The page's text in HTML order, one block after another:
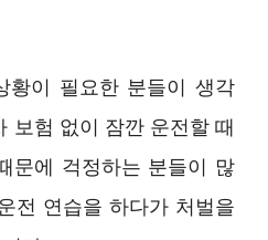
황이 필요한 분들이 생각
보험 없이 잠깐 운전할 때
문에 걱정하는 분들이 많
전 연습을 하다가 처벌을